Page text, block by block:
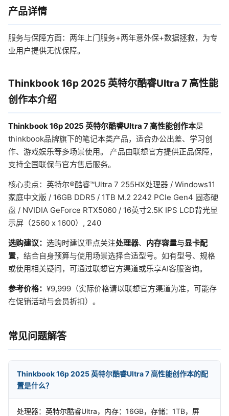
产品详情
服务与保障方面：两年上门服务+两年意外保+数据拯救，为专
业用户提供无忧保障。
Thinkbook 16p 2025 英特尔酷睿Ultra 7 高性能
创作本介绍
Thinkbook 16p 2025 英特尔酷睿Ultra 7 高性能创作本是
thinkbook品牌旗下的笔记本类产品，适合办公出差、学习创
作、游戏娱乐等多场景使用。 产品由联想官方提供正品保障，
支持全国联保与官方售后服务。
核心卖点：英特尔®酷睿™Ultra 7 255HX处理器 / Windows11
家庭中文版 / 16GB DDR5 / 1TB M.2 2242 PCIe Gen4 固态硬
盘 / NVIDIA GeForce RTX5060 / 16英寸2.5K IPS LCD背光显
示屏（2560 x 1600）, 240
选购建议： 选购时建议重点关注处理器、 内存容量与显卡配
置，结合自身预算与使用场景选择合适型号。如有型号、规格
或使用相关疑问，可通过联想官方渠道或乐享AI客服咨询。
参考价格： ¥9,999（实际价格请以联想官方渠道为准，可能存
在促销活动与会员折扣）。
常见问题解答
Thinkbook 16p 2025 英特尔酷睿Ultra 7 高性能创作本的配
置是什么？
处理器：英特尔酷睿Ultra，内存：16GB，存储：1TB，屏